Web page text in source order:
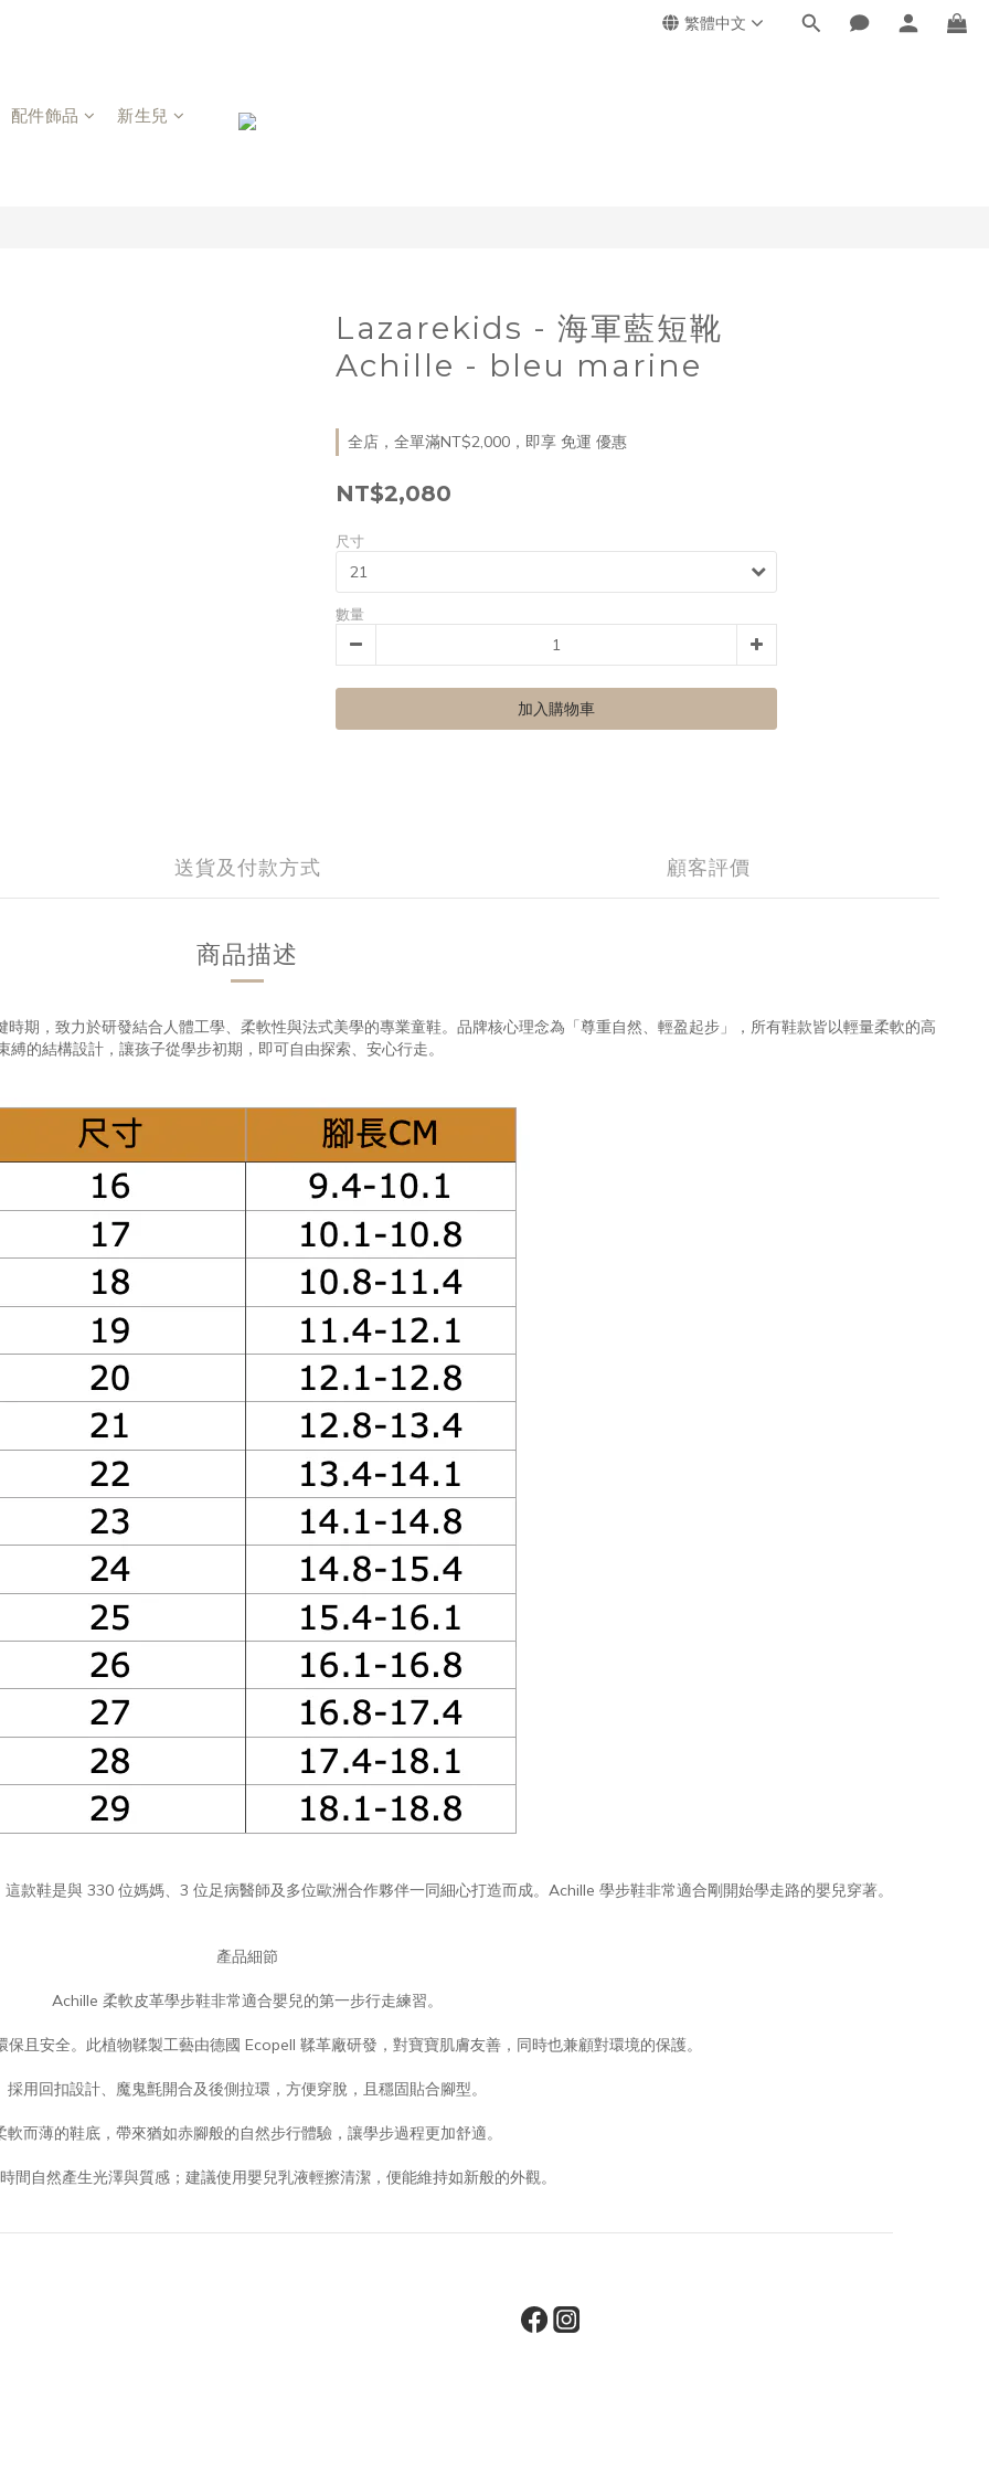
繁體中文
配件飾品 新生兒
Lazarekids - 海軍藍短靴
Achille - bleu marine
全店，全單滿NT$2,000，即享 免運 優惠
NT$2,080
尺寸
數量
加入購物車
送貨及付款方式 顧客評價
商品描述
期，致力於研發結合人體工學、柔軟性與法式美學的專業童鞋。品牌核心理念為「尊重自然、輕盈起步」，所有鞋款皆以輕量柔軟的高
縛的結構設計，讓孩子從學步初期，即可自由探索、安心行走。
款鞋是與 330 位媽媽、3 位足病醫師及多位歐洲合作夥伴一同細心打造而成。Achille 學步鞋非常適合剛開始學走路的嬰兒穿著。
產品細節
Achille 柔軟皮革學步鞋非常適合嬰兒的第一步行走練習。
且安全。此植物鞣製工藝由德國 Ecopell 鞣革廠研發，對寶寶肌膚友善，同時也兼顧對環境的保護。
採用回扣設計、魔鬼氈開合及後側拉環，方便穿脫，且穩固貼合腳型。
軟而薄的鞋底，帶來猶如赤腳般的自然步行體驗，讓學步過程更加舒適。
間自然產生光澤與質感；建議使用嬰兒乳液輕擦清潔，便能維持如新般的外觀。